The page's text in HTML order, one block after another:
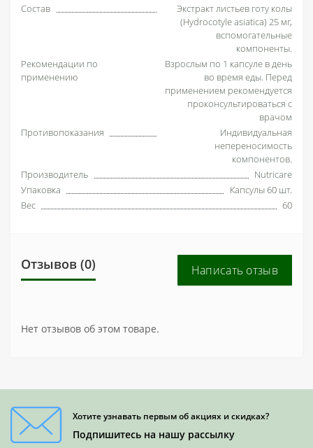
Состав
Экстракт листьев готу колы
(Hydrocotyle asiatica) 25 мг,
вспомогательные
компоненты.
Рекомендации по
применению
Взрослым по 1 капсуле в день
во время еды. Перед
применением рекомендуется
проконсультироваться с
врачом
Противопоказания
Индивидуальная
непереносимость
компонентов.
Производитель
Nutricare
Упаковка
Капсулы 60 шт.
Вес
60
Отзывов (0) Написать отзыв
Нет отзывов об этом товаре.
Хотите узнавать первым об акциях и скидках?
Подпишитесь на нашу рассылку